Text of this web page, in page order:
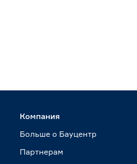
Компания
Больше о Бауцентр
Партнерам